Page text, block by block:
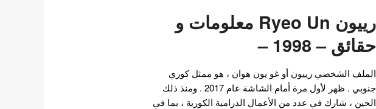
رييون Ryeo Un معلومات و
حقائق – 1998 –
الملف الشخصي رييون أو غو يون هوان ، هو ممثل كوري
جنوبي . ظهر لأول مرة أمام الشاشة عام 2017 . ومنذ ذلك
الحين ، شارك في عدد من الأعمال الدرامية الكورية ، بما في